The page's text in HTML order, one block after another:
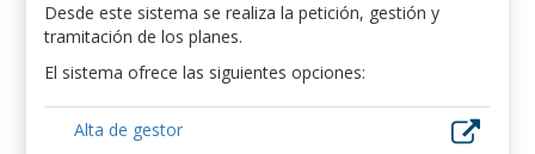
Desde este sistema se realiza la petición, gestión y
tramitación de los planes.
El sistema ofrece las siguientes opciones:
Alta de gestor